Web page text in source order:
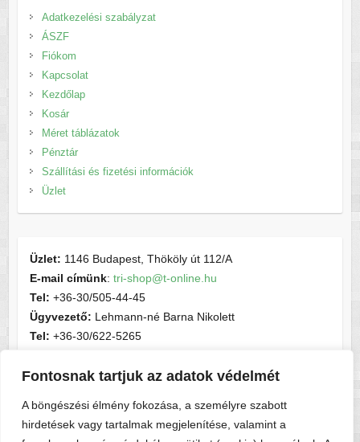
Fontosnak tartjuk az adatok védelmét
A böngészési élmény fokozása, a személyre szabott
hirdetések vagy tartalmak megjelenítése, valamint a
Adatkezelési szabályzat
ÁSZF
Fiókom
Kapcsolat
Kezdőlap
Kosár
Méret táblázatok
Pénztár
Szállítási és fizetési információk
Üzlet
Üzlet: 1146 Budapest, Thököly út 112/A
E-mail címünk: tri-shop@t-online.hu
Tel: +36-30/505-44-45
Ügyvezető: Lehmann-né Barna Nikolett
Tel: +36-30/622-5265
Cégjegyzékszám:cg05-06-015156